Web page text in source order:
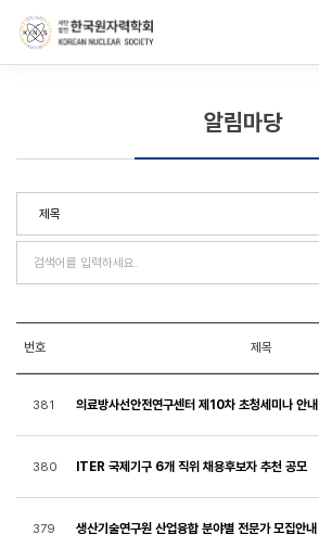
알림마당
번호 제목
381 의료방사선안전연구센터 제10차 초청세미나 안내
380 ITER 국제기구 6개 직위 채용후보자 추천 공모
379 생산기술연구원 산업융합 분야별 전문가 모집안내